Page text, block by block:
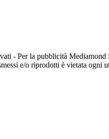
- Per la pubblicità
e/o riprodotti è vietata ogni